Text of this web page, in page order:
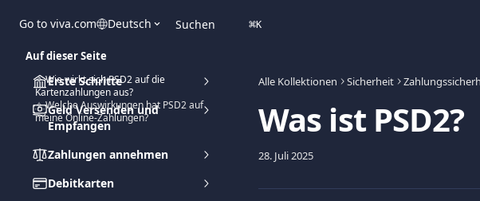
Go to viva.com Deutsch Suchen ⌘K
Erste Schritte
Geld Versenden und
Empfangen
Zahlungen annehmen
Debitkarten
Alle Kollektionen Sicherheit
Was ist PSD2?
28. Juli 2025
Auf dieser Seite
✧ Wie wirkt sich PSD2 auf die
Kartenzahlungen aus?
✧ Welche Auswirkungen hat PSD2 auf
meine Online-Zahlungen?